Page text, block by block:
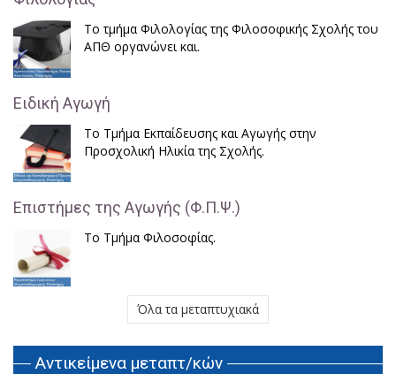
Το τμήμα Φιλολογίας της Φιλοσοφικής Σχολής του
ΑΠΘ οργανώνει και.
Ειδική Αγωγή
Το Τμήμα Εκπαίδευσης και Αγωγής στην
Προσχολική Ηλικία της Σχολής.
Επιστήμες της Αγωγής (Φ.Π.Ψ.)
Το Τμήμα Φιλοσοφίας.
Όλα τα μεταπτυχιακά
Αντικείμενα μεταπτ/κών